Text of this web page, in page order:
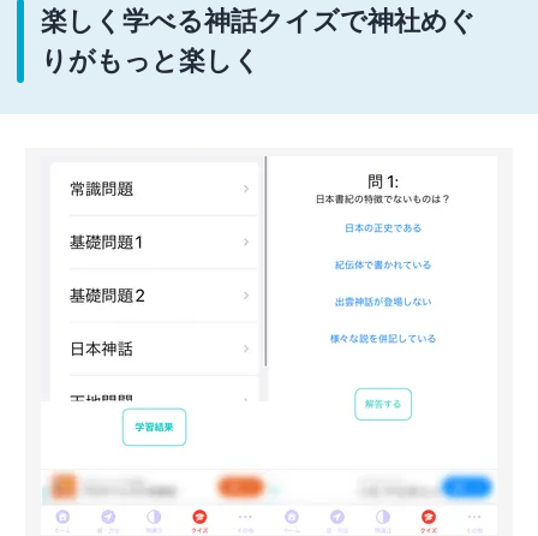
楽しく学べる神話クイズで神社めぐ
りがもっと楽しく